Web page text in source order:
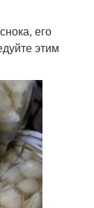
его
этим